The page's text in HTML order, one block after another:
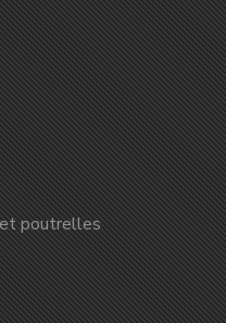
poutrelles